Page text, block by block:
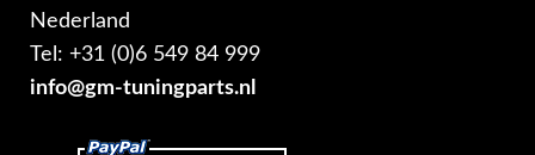
Nederland
Tel: +31 (0)6 549 84 999
info@gm-tuningparts.nl